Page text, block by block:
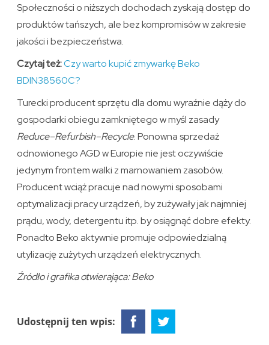
Społeczności o niższych dochodach zyskają dostęp do
produktów tańszych, ale bez kompromisów w zakresie
jakości i bezpieczeństwa.
Czytaj też:Czy warto kupić zmywarkę Beko
BDIN38560C?
Turecki producent sprzętu dla domu wyraźnie dąży do
gospodarki obiegu zamkniętego w myśl zasady
Reduce–Refurbish–Recycle. Ponowna sprzedaż
odnowionego AGD w Europie nie jest oczywiście
jedynym frontem walki z marnowaniem zasobów.
Producent wciąż pracuje nad nowymi sposobami
optymalizacji pracy urządzeń, by zużywały jak najmniej
prądu, wody, detergentu itp. by osiągnąć dobre efekty.
Ponadto Beko aktywnie promuje odpowiedzialną
utylizację zużytych urządzeń elektrycznych.
Źródło i grafika otwierająca: Beko
Udostępnij ten wpis: